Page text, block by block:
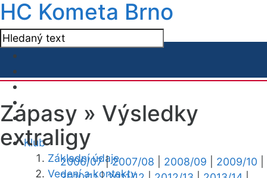
HC Kometa Brno
Klub
Základní údaje
Vedení a kontakty
Zápasy » Výsledky
extraligy
2006/07|2007/08 2008/09 2009/10